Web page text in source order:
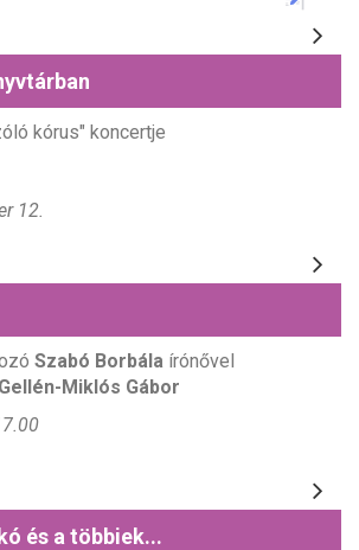
kórus" koncertje
12.
Szabó Borbála írónővel
Gellén-Miklós Gábor
és a többiek...